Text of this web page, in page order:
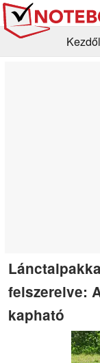
felszerelve:
kapható